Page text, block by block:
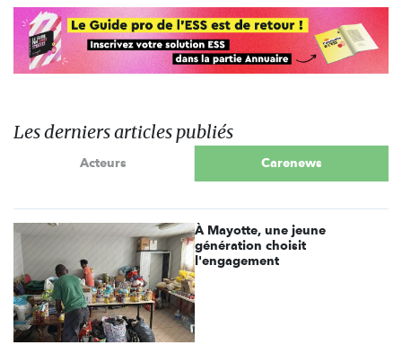
Les derniers articles publiés
Acteurs Carenews
À Mayotte, une jeune
génération choisit
l'engagement